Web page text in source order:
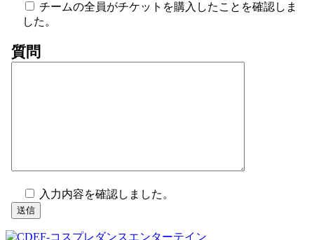
チームの全員がチケットを購入したことを確認しま
した。
質問
入力内容を確認しました。